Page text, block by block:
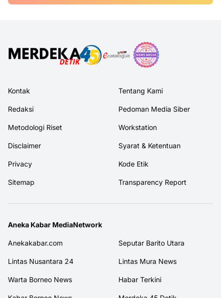
Kontak Tentang Kami
Redaksi Pedoman Media Siber
Metodologi Riset Workstation
Disclaimer Syarat & Ketentuan
Privacy Kode Etik
Sitemap Transparency Report
Aneka Kabar MediaNetwork
Anekakabar.com Seputar Barito Utara
Lintas Nusantara 24 Lintas Mura News
Warta Borneo News Habar Terkini